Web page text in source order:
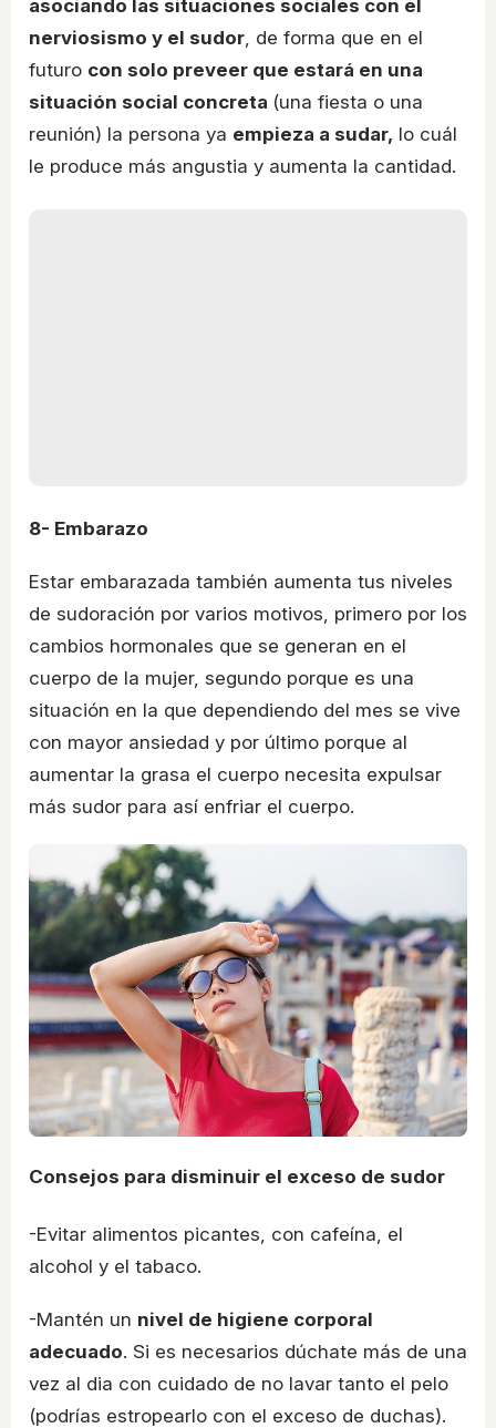
asociando las situaciones sociales con el
nerviosismo y el sudor , de forma que en el
futuro con solo preveer que estará en una
situación social concreta (una fiesta o una
reunión) la persona ya empieza a sudar, lo cuál
le produce más angustia y aumenta la cantidad.
8- Embarazo
Estar embarazada también aumenta tus niveles
de sudoración por varios motivos, primero por los
cambios hormonales que se generan en el
cuerpo de la mujer, segundo porque es una
situación en la que dependiendo del mes se vive
con mayor ansiedad y por último porque al
aumentar la grasa el cuerpo necesita expulsar
más sudor para así enfriar el cuerpo.
Consejos para disminuir el exceso de sudor
-Evitar alimentos picantes, con cafeína, el
alcohol y el tabaco.
-Mantén un nivel de higiene corporal
adecuado. Si es necesarios dúchate más de una
vez al dia con cuidado de no lavar tanto el pelo
(podrías estropearlo con el exceso de duchas).